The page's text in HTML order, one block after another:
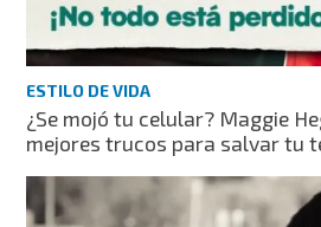
ESTILO DE VIDA
¿Se mojó tu celular? Maggie
mejores trucos para salvar tu